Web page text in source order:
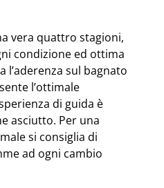
vera quattro stagioni,
condizione ed ottima
l’aderenza sul bagnato
l’ottimale
di guida è
asciutto. Per una
si consiglia di
ad ogni cambio